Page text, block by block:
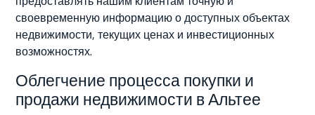
своевременную информацию о доступных объектах
недвижимости, текущих ценах и инвестиционных
возможностях.
Облегчение процесса покупки и
продажи недвижимости в Альтее